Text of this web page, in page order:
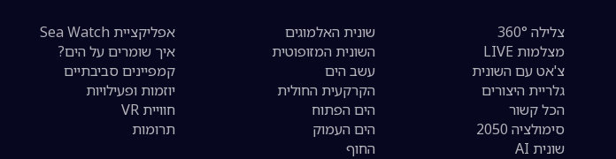
צלילה 360°
מצלמות LIVE
צ'אט עם השונית
גלריית היצורים
הכל קשור
סימולציה 2050
שונית AI
שונית האלמוגים
השונית המזופוטית
עשב הים
הקרקעית החולית
הים הפתוח
הים העמוק
החוף
אפליקציית Sea Watch
איך שומרים על הים?
קמפיינים סביבתיים
יוזמות ופעילויות
חוויית VR
תרומות